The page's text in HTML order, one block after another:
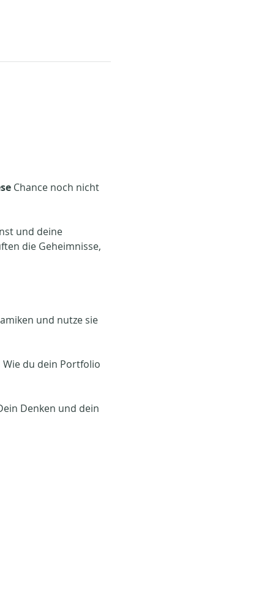
Chance noch nicht
und deine
die Geheimnisse,
und nutze sie
Wie du dein Portfolio
Denken und dein